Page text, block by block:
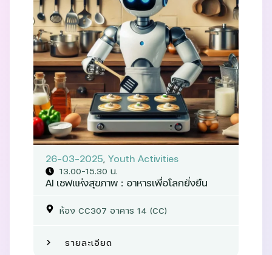
26-03-2025, Youth Activities
13.00-15.30 น.
AI เชฟแห่งสุขภาพ : อาหารเพื่อโลกยั่งยืน
ห้อง CC307 อาคาร 14 (CC)
รายละเอียด